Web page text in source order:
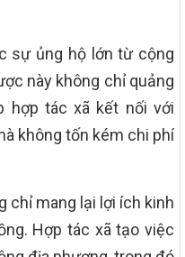
sự ủng hộ lớn từ cộng
này không chỉ quảng
hợp tác xã kết nối với
không tốn kém chi phí
chỉ mang lại lợi ích kinh
Hợp tác xã tạo việc